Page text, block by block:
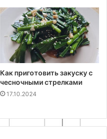
Как приготовить закуску с
чесночными стрелками
17.10.2024